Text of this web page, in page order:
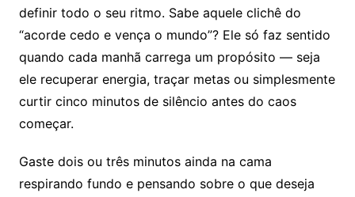
definir todo o seu ritmo. Sabe aquele clichê do
“acorde cedo e vença o mundo”? Ele só faz sentido
quando cada manhã carrega um propósito — seja
ele recuperar energia, traçar metas ou simplesmente
curtir cinco minutos de silêncio antes do caos
começar.
Gaste dois ou três minutos ainda na cama
respirando fundo e pensando sobre o que deseja